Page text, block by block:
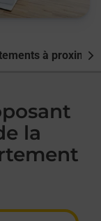
à proximité
la